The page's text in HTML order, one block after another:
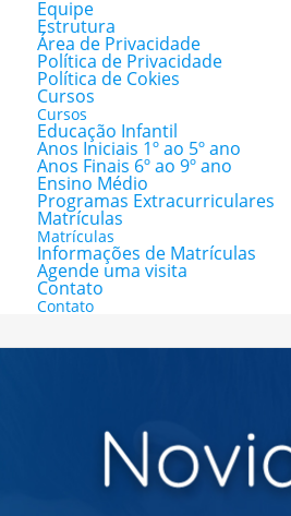
Equipe
Estrutura
Área de Privacidade
Política de Privacidade
Política de Cokies
Cursos
Cursos
Educação Infantil
Anos Iniciais 1º ao 5º ano
Anos Finais 6º ao 9º ano
Ensino Médio
Programas Extracurriculares
Matrículas
Matrículas
Informações de Matrículas
Agende uma visita
Contato
Contato